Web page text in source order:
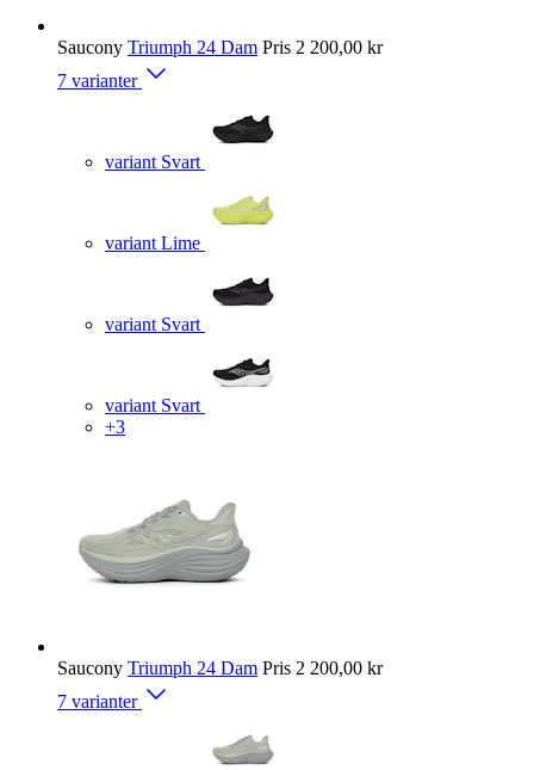
Saucony Triumph 24 Dam Pris 2 200,00 kr
7 varianter
variant Svart
variant Lime
variant Svart
variant Svart
+3
Saucony Triumph 24 Dam Pris 2 200,00 kr
7 varianter